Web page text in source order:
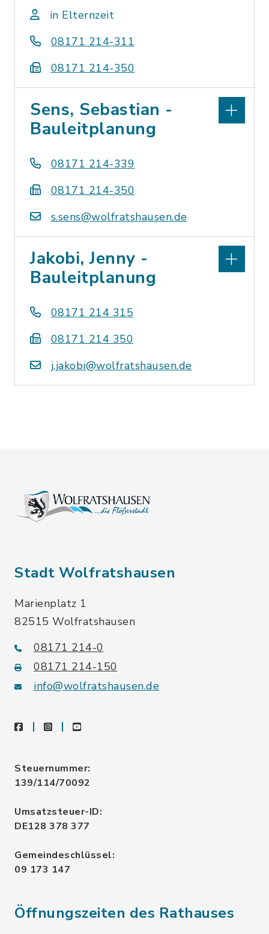
in Elternzeit
08171 214-311
08171 214-350
Sens, Sebastian -
Bauleitplanung
08171 214-339
08171 214-350
s.sens@wolfratshausen.de
Jakobi, Jenny -
Bauleitplanung
08171 214 315
08171 214 350
j.jakobi@wolfratshausen.de
Stadt Wolfratshausen
Marienplatz 1
82515 Wolfratshausen
08171 214-0
08171 214-150
info@wolfratshausen.de
facebookinstagramyoutube
Steuernummer:
139/114/70092
Umsatzsteuer-ID:
DE128 378 377
Gemeindeschlüssel:
09 173 147
Öffnungszeiten des Rathauses